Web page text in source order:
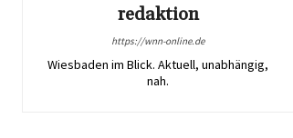
redaktion
https://wnn-online.de
Wiesbaden im Blick. Aktuell, unabhängig,
nah.